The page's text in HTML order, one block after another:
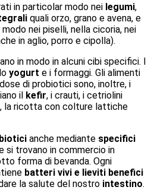
in particolar modo nei legumi,
quali orzo, grano e avena, e
nei piselli, nella cicoria, nei
in aglio, porro e cipolla).
in modo in alcuni cibi specifici. I
yogurt e i formaggi. Gli alimenti
di probiotici sono, inoltre, i
il kefir, i crauti, i cetriolini
la ricotta con colture lattiche
anche mediante specifici
si trovano in commercio in
forma di bevanda. Ogni
batteri vivi e lieviti benefici
la salute del nostro intestino.